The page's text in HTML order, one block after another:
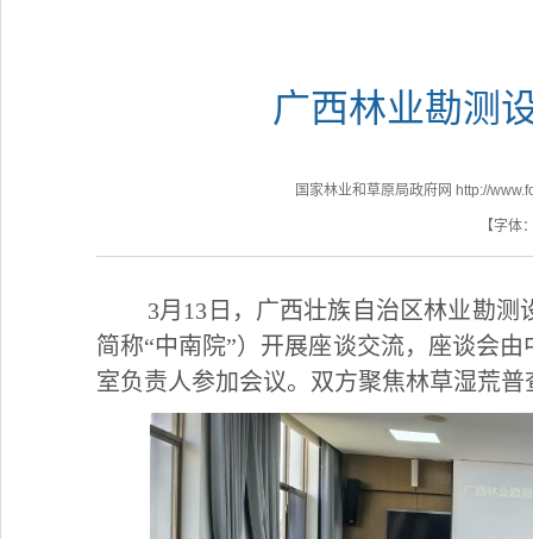
广西林业勘测
国家林业和草原局政府网 http://
【字体
3月13日，广西壮族自治区林业勘
简称“中南院”）开展座谈交流，座谈会
室负责人参加会议。双方聚焦林草湿荒